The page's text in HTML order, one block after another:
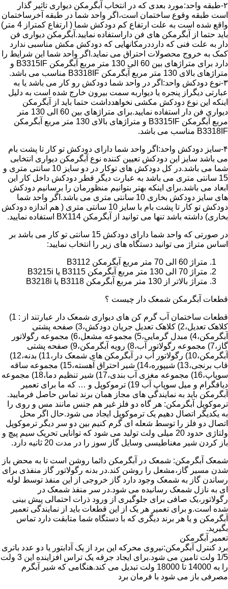
۲-طبقه واحد:مورد بعدی که در انتخاب آبگرمکن دیواری تاثیر گذار
است طبقه وقوع ساختمان است،اگر واحد شما در طبقه آخرساختمان
واقع شده است به علت ارتفاع کم دودکش شما ( ارتفاع کمتراز 4 متر)
باید حتما از آبگرمکن های فن داراستفاده نمایید.آبگرمکن دیواری فن
دار به علت فنی که دارددرمکانهایی که دودکش مکش مناسبی ندارد
کمک به خروج محصولات احتراق می نماید.اگر واحد شما این شرایط را
دارد برای متراژهای بین 60 الی 130 متر مربع آبگرمکن B3315IF و
متراژهای بالای 130 متر مربع آبگرمکن B3318IF مناسب می باشد.
۳-نوع دودکش واحد:اگر در واحد شما دودکش رو کار می باشد یا به
عبارتی دیگراز پنجره یا دیواربه سمت بیرون خارج شده است به دلیل
اینکه این نوع دودکش مکشی نخواهدداشت حتما باید از آبگرمکن
دیواری فن دار استفاده نمایید.برای متراژهای بین 60 الی 130 متر
مربع آبگرمکن B3315IF و متراژهای بالای 130 متر مربع آبگرمکن
B3318IF مناسب می باشد.
۴-سایز دودکش واحد:اگر واحد شما دارای دودکش تو کار تا پشت بام
می باشد سایز این دودکش تعیین کننده نوع آبگرمکن دیواری انتخابی
شما می باشد.در کل دودکش های توکار در دو سایز 10 سانتی متری و
15 سانتی متری می باشد به عبارت دیگر قطر دودکش داخل کار این
ابعاد می باشد.برای اینکه بهتر بتوانیم منظورمان را برسانیم دودکش
های سایز دودکش بخاری 10 سانتی متری می باشد.اگر واحد شما
دودکش تو کار تا پشت بام با سایز 10 سانتی متری ( هم اندازه دودکش
بخاری) داشته باشد تنها می توانید از آبگرمکن BX114 استفاده نمایید.
در صورتی که واحد شما دارای دودکش 15 سانتی تو کار می باشد بر
اساس متراژ می توانید دستگاه های زیر را انتخاب نمایید:
متراژ 60 الی 70 متر مربع آبگرمکن B3112
متراژ 70 الی 130 متر مربع آبگرمکن B3115 یا B3215i
متراژ بالاتر از 130 متر مربع آبگرمکن B3118 یا B3218i
قطعات آبگرمکن شمعک دار چیست ؟
قطعات ساختمان آب گرم کن های دیواری شمعک دار عبارتند از : 1)
کلاهک تعدیل،2) کلاهک تعدیل جریان دودکش،3) صفحه پشتی
آبگرمکن،4) مبدل گرمایی،5) مجموعه مشعل،6) مجموعه رگولاتور
گاز،7) مجموعه رگولاتور آب،8) رویه آبگرمکن،9) صفحه پشتی
آبگرمکن،10) رگولاتور آب در آبگرمکن های شمعک دار،11) بدنه،12)
قاب برنجی،13) شیپوره،14) شیر احتراق آهسته،15) مجموعه ساقه
سوپاپ،16) مجموعه مغزی آب بندی،17) شیر تنظیم دما،18) مجموعه
دیافگرام و میل سوپاپ آب 19) ترموکوپل و … که ما برای تعمیر
آبگرمکن باید به نمایندگی های مجاز همان برند تماس حاصل فرمایید.
ترموکوپل آبگرمکن: هر گاه دو فلز غیر هم جنس مانند مس و روی را
به یکدیگر اتصال دهیم یک ترموکوپل ایجاد می شود.حال اگر محل
اتصال دو فلز را توسط شعله ای گرم کنیم بین دو سر دیگر ترموکوپل
ولتاژی حدود 20 میلی ولت تولید می شود که توانایی تحریک سیم پیچ و
باز کردن شیر مغناطیسی وسایل گاز سوز را در مدت 20 ثانیه دارد.
شمعک آبگرمکن: شمعک در آبگرمکن دائما روشن است تا به محض باز
شدن مسیر گاز،مشعل را روشن کند.در بدنه رگولاتور گاز منفذی برای
رساندن گاز به شمعک وجود دارد گاز خروجی از این منفذ توسط لوله
ای به نازل شمعک رسانیده می شود.در سر منفذ شمعک در
رگولاتور،یک صافی برای جلوگیری از ورود ذرات احتمالی پیش بینی
شده است.و برای تعمیر هر یک از این قطعات باید از نمایندگی تعمیر
آبگرمکن و یا هر برند دیگری که با دستگاه شما متابقت دارد تماس
بگیرید.
تعمیر آبگرمکن
برد کنترل آبگرمکن:نیروی محرکه این برد از یک آدابتور یا دو عدد باتری
1/5 ولت تامین می شود.برای ایجاد جرقه یک تراس افزاینده این 3 ولت
را به 14000 تا 18000 ولت تبدیل می کند.هنگامی که شیر آبگرم
مصرفی باز می شود با فرمان برد